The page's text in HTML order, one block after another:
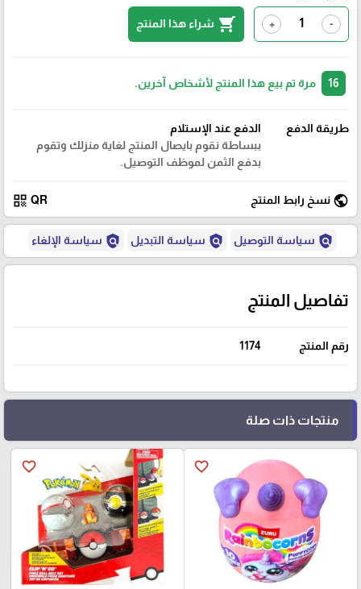
-
+
shopping_cart شراء هذا المنتج
مرة تم بيع هذا المنتج لأشخاص آخرين.
طريقة الدفع
الدفع عند الإستلام
ببساطة نقوم بايصال المنتج لغاية منزلك وتقوم
بدفع الثمن لموظف التوصيل.
public نسخ رابط المنتج QR
qr_code
policy سياسة التوصيل policy سياسة التبديل policy سياسة الإلغاء
تفاصيل المنتج
رقم المنتج 1174
منتجات ذات صلة
favorite_border
favorite_border